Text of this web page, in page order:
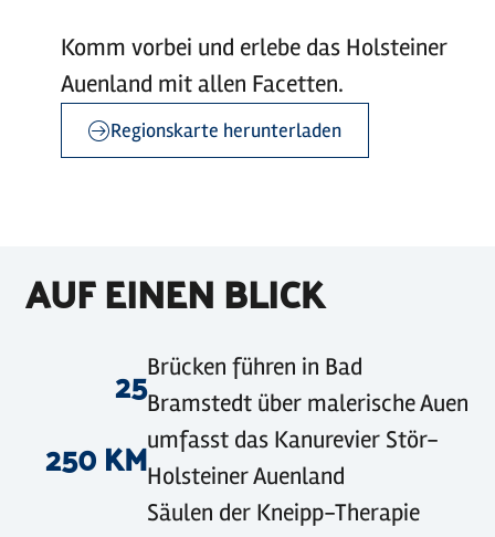
Komm vorbei und erlebe das Holsteiner
Auenland mit allen Facetten.
Regionskarte herunterladen
AUF EINEN BLICK
25Brücken führen in Bad
Bramstedt über malerische Auen
250 KMumfasst das Kanurevier Stör-
Holsteiner Auenland
Säulen der Kneipp-Therapie